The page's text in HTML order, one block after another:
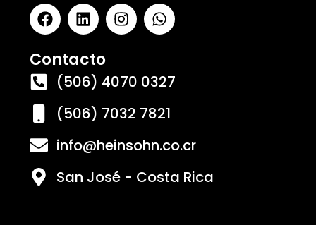
Contacto
(506) 4070 0327
(506) 7032 7821
info@heinsohn.co.cr
San José - Costa Rica